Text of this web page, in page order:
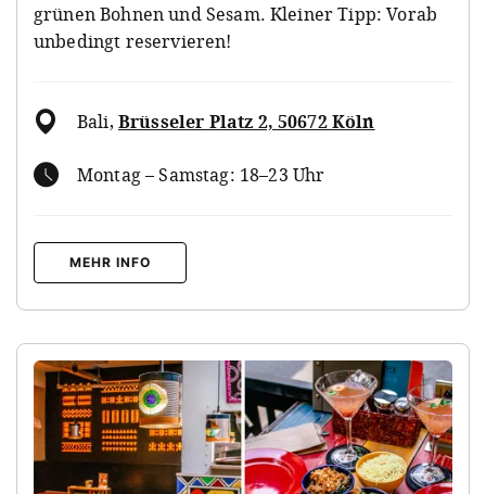
grünen Bohnen und Sesam. Kleiner Tipp: Vorab
unbedingt reservieren!
Bali, Brüsseler Platz 2, 50672 Köln
Montag – Samstag: 18–23 Uhr
MEHR INFO